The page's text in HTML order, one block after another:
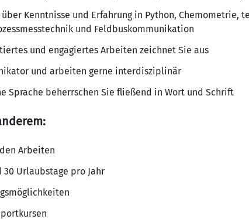
Kenntnisse und Erfahrung in Python, Chemometrie,
und Feldbuskommunikation
und engagiertes Arbeiten zeichnet Sie aus
und arbeiten gerne interdisziplinär
Sprache beherrschen Sie fließend in Wort und Schrift
Arbeiten
Urlaubstage pro Jahr